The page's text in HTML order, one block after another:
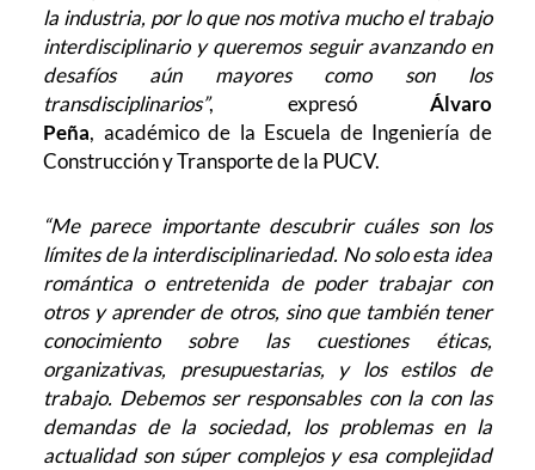
la industria, por lo que nos motiva mucho el trabajo
interdisciplinario y queremos seguir avanzando en
desafíos aún mayores como son los
transdisciplinarios”, expresó Álvaro
Peña, académico de la Escuela de Ingeniería de
Construcción y Transporte de la PUCV.
“Me parece importante descubrir cuáles son los
límites de la interdisciplinariedad. No solo esta idea
romántica o entretenida de poder trabajar con
otros y aprender de otros, sino que también tener
conocimiento sobre las cuestiones éticas,
organizativas, presupuestarias, y los estilos de
trabajo. Debemos ser responsables con la con las
demandas de la sociedad, los problemas en la
actualidad son súper complejos y esa complejidad